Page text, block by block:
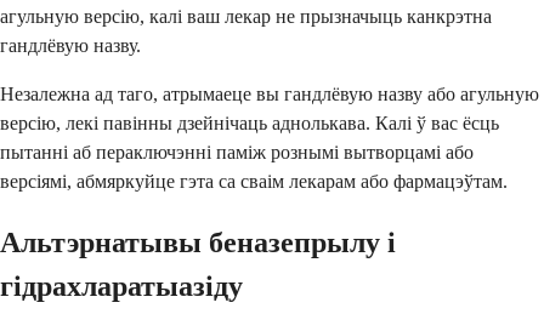
агульную версію, калі ваш лекар не прызначыць канкрэтна
гандлёвую назву.
Незалежна ад таго, атрымаеце вы гандлёвую назву або агульную
версію, лекі павінны дзейнічаць аднолькава. Калі ў вас ёсць
пытанні аб пераключэнні паміж рознымі вытворцамі або
версіямі, абмяркуйце гэта са сваім лекарам або фармацэўтам.
Альтэрнатывы беназепрылу і
гідрахларатыазіду